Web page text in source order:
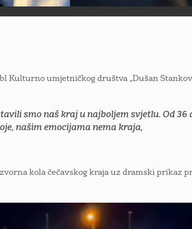
umjetničkog društva „Dušan
smo naš kraj u najboljem svjetlu. Od 36
našim emocijama nema kraja,
kola čečavskog kraja uz dramski prikaz